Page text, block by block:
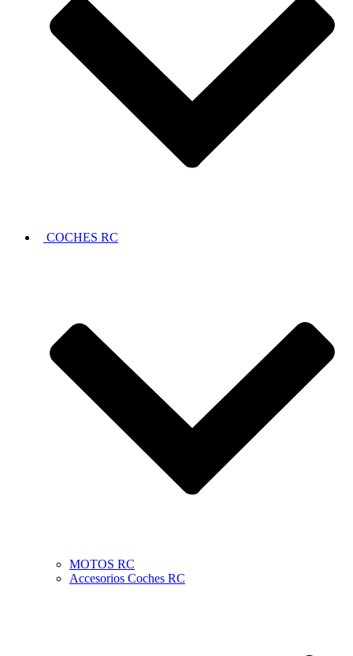
COCHES RC
MOTOS RC
Accesorios Coches RC